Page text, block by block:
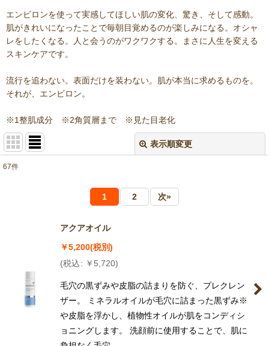
エンビロンを使って実感してほしい肌の変化、驚き、そして感動。
肌がきれいになったことで毎朝目覚めるのが楽しみになる。オシャ
レをしたくなる。人と会うのがワクワクする。まさに人生を変える
スキンケアです。
流行を追わない。表面だけを装わない。肌が本当に求めるものを。
それが、エンビロン。
※1整肌成分 ※2角質層まで ※見た目老化
表示順変更
67件
1 2 次»
アクアオイル
￥5,200(税別)
(税込: ￥ 5,720)
毛穴の黒ずみや皮脂の詰まりを防ぐ、プレクレン
ザー。 ミネラルオイルが毛穴に詰まった黒ずみ※
や皮脂を浮かし、植物性オイルが肌をコンディシ
ョニングします。 洗顔前に使用することで、肌に